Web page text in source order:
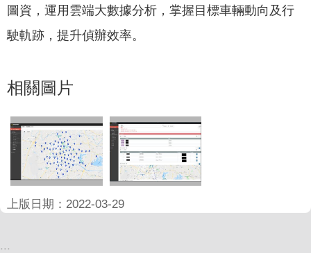
網
導
回
頁
English
資
訊
圖資，運用雲端大數據分析，掌握目標車輛動向及行
駛軌跡，提升偵辦效率。
相關圖片
上版日期：2022-03-29
:::